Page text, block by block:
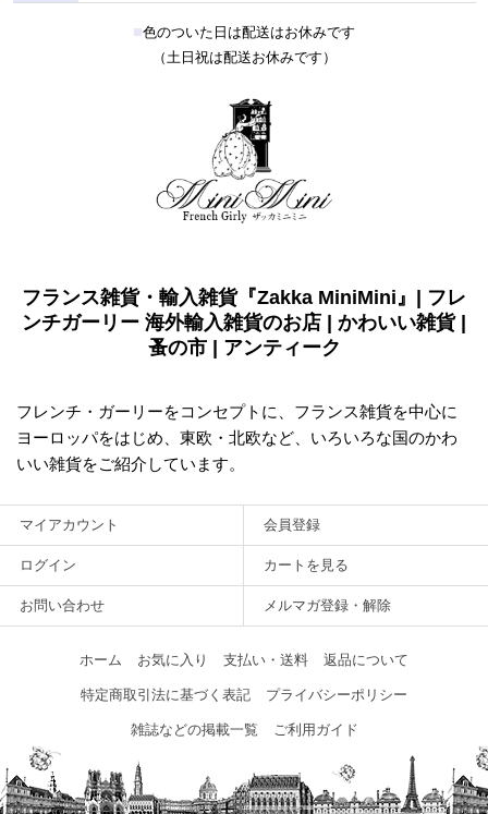
■色のついた日は配送はお休みです
（土日祝は配送お休みです）
フランス雑貨・輸入雑貨『Zakka MiniMini』| フレ
ンチガーリー 海外輸入雑貨のお店 | かわいい雑貨 |
蚤の市 | アンティーク
フレンチ・ガーリーをコンセプトに、フランス雑貨を中心に
ヨーロッパをはじめ、東欧・北欧など、いろいろな国のかわ
いい雑貨をご紹介しています。
マイアカウント 会員登録
ログイン カートを見る
お問い合わせ メルマガ登録・解除
ホーム お気に入り 支払い・送料 返品について
特定商取引法に基づく表記 プライバシーポリシー
雑誌などの掲載一覧 ご利用ガイド